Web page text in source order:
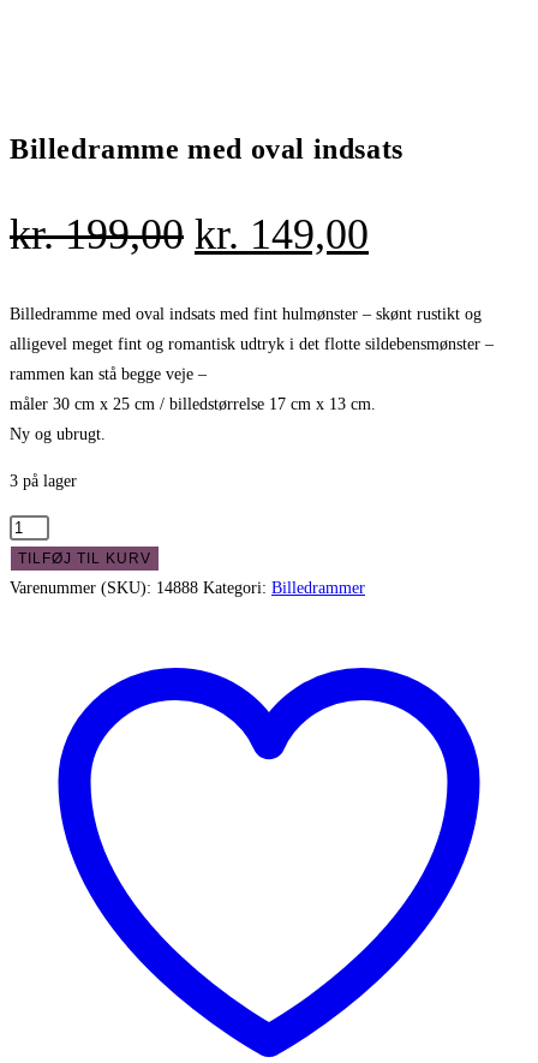
Billedramme med oval indsats
kr.199,00 Den
pris
var:
kr. 199,00.
kr. 149,00
pris
er:
kr.
Billedramme med oval indsats med fint hulmønster – skønt rustikt og
alligevel meget fint og romantisk udtryk i det flotte sildebensmønster –
rammen kan stå begge veje –
måler 30 cm x 25 cm / billedstørrelse 17 cm x 13 cm.
Ny og ubrugt.
3 på lager
Billedramme
med
oval
TILFØJ TIL KURV
Varenummer (SKU): 14888 Kategori: Billedrammer